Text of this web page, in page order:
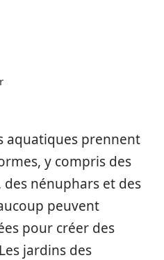
aquatiques prennent
y compris des
nénuphars et des
peuvent
pour créer des
jardins des